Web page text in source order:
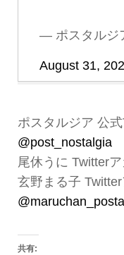
— ポスタルジ
August 31,
ポスタルジア 公
@post_nostalgia
尾休うに Twitterア
玄野まる子 Twitter
共有: